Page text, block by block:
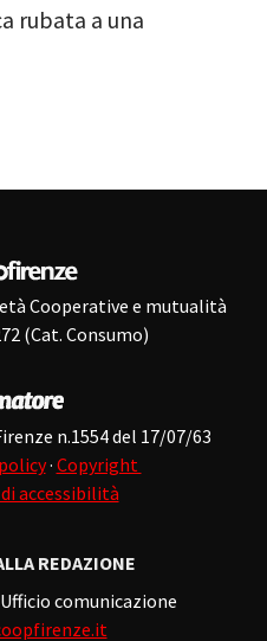
rubata a una
Cooperative e mutualità
(Cat. Consumo)
n.1554 del 17/07/63
· Copyright
accessibilità
REDAZIONE
comunicazione